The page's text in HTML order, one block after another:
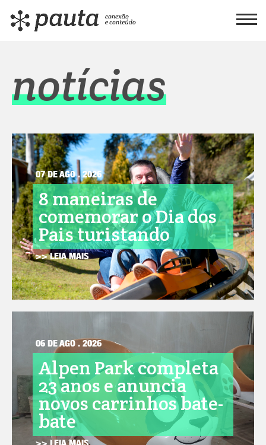
notícias
07 DE AGO . 2026
8 maneiras de
comemorar o Dia dos
Pais turistando
>> LEIA MAIS
06 DE AGO . 2026
Alpen Park completa
23 anos e anuncia
novos carrinhos bate-
bate